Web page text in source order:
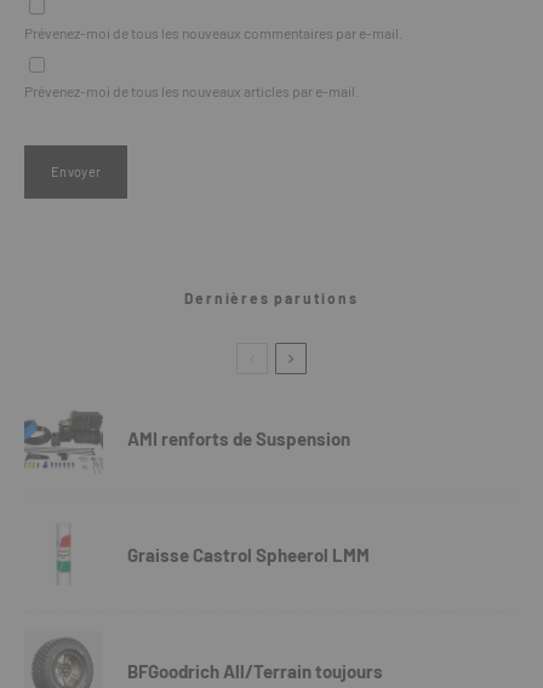
Prévenez-moi de tous les nouveaux commentaires par e-mail.
Prévenez-moi de tous les nouveaux articles par e-mail.
Dernières parutions
AMI renforts de Suspension
Graisse Castrol Spheerol LMM
BFGoodrich All/Terrain toujours